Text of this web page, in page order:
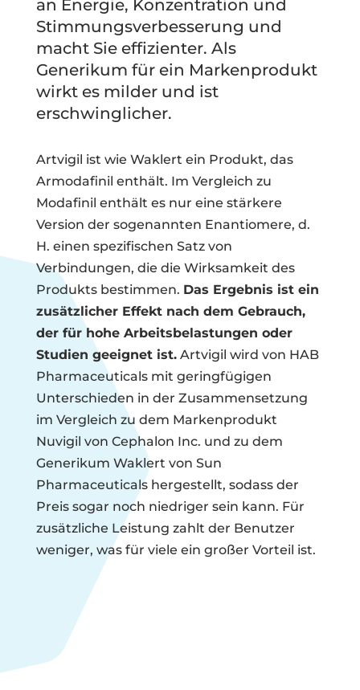
an Energie, Konzentration und
Stimmungsverbesserung und
macht Sie effizienter. Als
Generikum für ein Markenprodukt
wirkt es milder und ist
erschwinglicher.
Artvigil ist wie Waklert ein Produkt, das
Armodafinil enthält. Im Vergleich zu
Modafinil enthält es nur eine stärkere
Version der sogenannten Enantiomere, d.
H. einen spezifischen Satz von
Verbindungen, die die Wirksamkeit des
Produkts bestimmen. Das Ergebnis ist ein
zusätzlicher Effekt nach dem Gebrauch,
der für hohe Arbeitsbelastungen oder
Studien geeignet ist.Artvigil wird von HAB
Pharmaceuticals mit geringfügigen
Unterschieden in der Zusammensetzung
im Vergleich zu dem Markenprodukt
Nuvigil von Cephalon Inc. und zu dem
Generikum Waklert von Sun
Pharmaceuticals hergestellt, sodass der
Preis sogar noch niedriger sein kann. Für
zusätzliche Leistung zahlt der Benutzer
weniger, was für viele ein großer Vorteil ist.